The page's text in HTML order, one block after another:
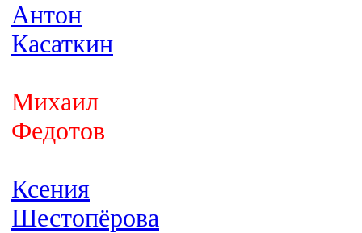
Антон
Касаткин
Михаил
Федотов
Ксения
Шестопёрова